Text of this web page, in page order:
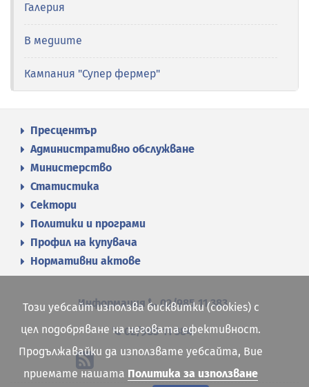
Галерия
В медиите
Кампания "Супер фермер"
Пресцентър
Административно обслужване
Министерство
Статистика
Сектори
Политики и програми
Профил на купувача
Нормативни актове
Информация 02/985 11 383
02/985 11 384
Този уебсайт използва бисквитки (cookies) с
цел подобряване на неговата ефективност.
Продължавайки да използвате уебсайта, Вие
приемате нашата Политика за използване